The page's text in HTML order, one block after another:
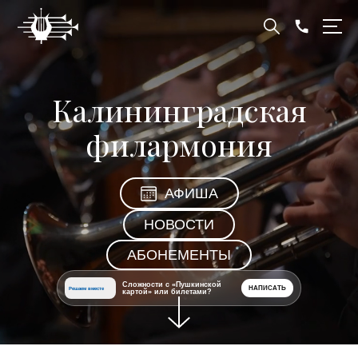
Калининградская
филармония
АФИША
НОВОСТИ
АБОНЕМЕНТЫ
Решаем вместе
Сложности с «Пушкинской
картой» или билетами?
НАПИСАТЬ